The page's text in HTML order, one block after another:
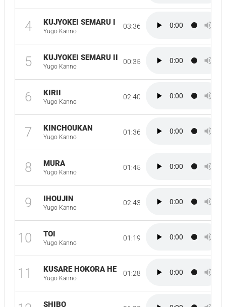
4 KUJYOKEI SEMARU I
Yugo Kanno
03:36
5 KUJYOKEI SEMARU II
Yugo Kanno
00:35
6 KIRII
Yugo Kanno
02:40
7 KINCHOUKAN
Yugo Kanno
01:36
8 MURA
Yugo Kanno
01:45
9 IHOUJIN
Yugo Kanno
02:43
10 TOI
Yugo Kanno
01:19
11 KUSARE HOKORA HE
Yugo Kanno
01:28
SHIBO